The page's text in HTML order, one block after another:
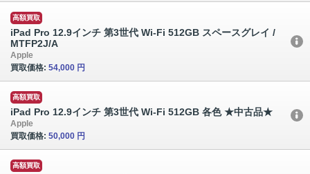
高額買取
iPad Pro 12.9インチ 第3世代 Wi-Fi 512GB スペースグレイ /
MTFP2J/A
Apple
買取価格: 54,000 円
高額買取
iPad Pro 12.9インチ 第3世代 Wi-Fi 512GB 各色 ★中古品★
Apple
買取価格: 50,000 円
高額買取